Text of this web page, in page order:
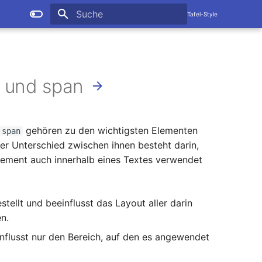
Tafel-Style
span
span gehören zu den wichtigsten Elementen
Unterschied zwischen ihnen besteht darin,
auch innerhalb eines Textes verwendet
und beeinflusst das Layout aller darin
nur den Bereich, auf den es angewendet